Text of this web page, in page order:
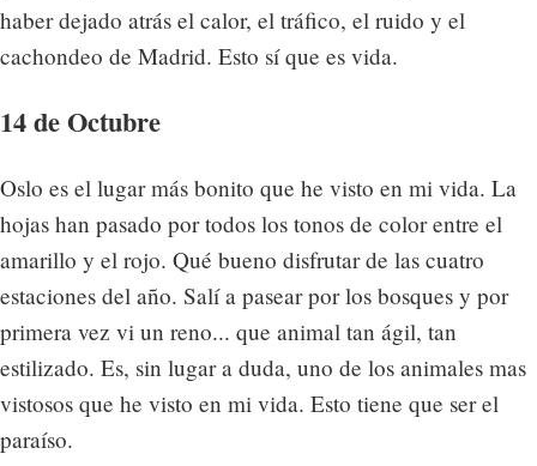
haber dejado atrás el calor, el tráfico, el ruido y el
cachondeo de Madrid. Esto sí que es vida.
14 de Octubre
Oslo es el lugar más bonito que he visto en mi vida. La
hojas han pasado por todos los tonos de color entre el
amarillo y el rojo. Qué bueno disfrutar de las cuatro
estaciones del año. Salí a pasear por los bosques y por
primera vez vi un reno... que animal tan ágil, tan
estilizado. Es, sin lugar a duda, uno de los animales mas
vistosos que he visto en mi vida. Esto tiene que ser el
paraíso.